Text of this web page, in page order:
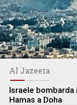
Al Jazeera
Israele bombarda
Hamas a Doha